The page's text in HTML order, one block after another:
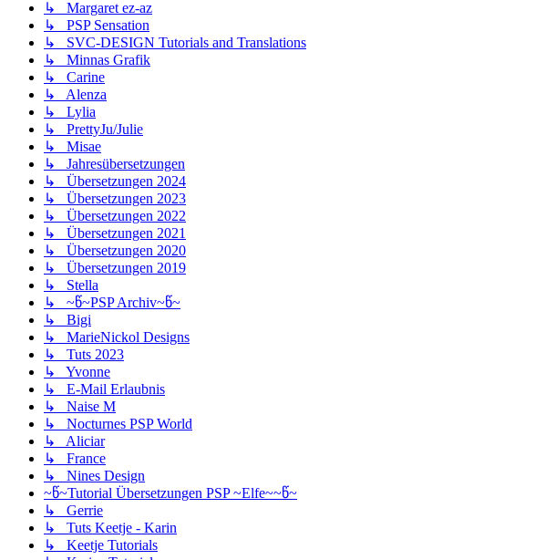
↳ Margaret ez-az
↳ PSP Sensation
↳ SVC-DESIGN Tutorials and Translations
↳ Minnas Grafik
↳ Carine
↳ Alenza
↳ Lylia
↳ PrettyJu/Julie
↳ Misae
↳ Jahresübersetzungen
↳ Übersetzungen 2024
↳ Übersetzungen 2023
↳ Übersetzungen 2022
↳ Übersetzungen 2021
↳ Übersetzungen 2020
↳ Übersetzungen 2019
↳ Stella
↳ ~წ~PSP Archiv~წ~
↳ Bigi
↳ MarieNickol Designs
↳ Tuts 2023
↳ Yvonne
↳ E-Mail Erlaubnis
↳ Naise M
↳ Nocturnes PSP World
↳ Aliciar
↳ France
↳ Nines Design
~წ~Tutorial Übersetzungen PSP ~Elfe~~წ~
↳ Gerrie
↳ Tuts Keetje - Karin
↳ Keetje Tutorials